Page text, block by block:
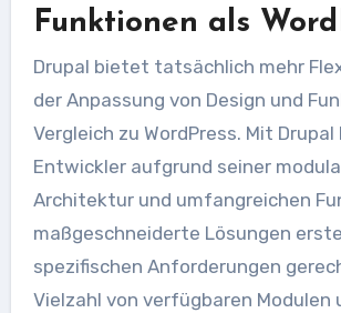
Funktionen als
Drupal bietet tatsächlich mehr
der Anpassung von Design und
Vergleich zu WordPress. Mit Drupal
Entwickler aufgrund seiner
Architektur und umfangreichen
maßgeschneiderte Lösungen
spezifischen Anforderungen
Vielzahl von verfügbaren Modulen